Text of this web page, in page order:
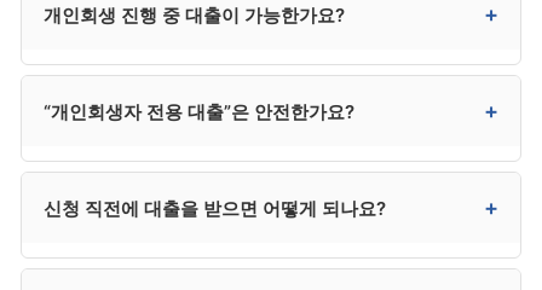
개인회생 진행 중 대출이 가능한가요? +
거래 허가가 필요합니다. 무허가 대출은 인가 취소 또는
통신비 등 일상 소액 거래는 통상 문제 되지 않습니다.
“개인회생자 전용 대출”은 안전한가요? +
사기성 상품입니다. 제도권 금융기관에는 “개인회생자
보면 우선 의심하고, 금융감독원 등록 여부를 확인하시는
신청 직전에 대출을 받으면 어떻게 되나요? +